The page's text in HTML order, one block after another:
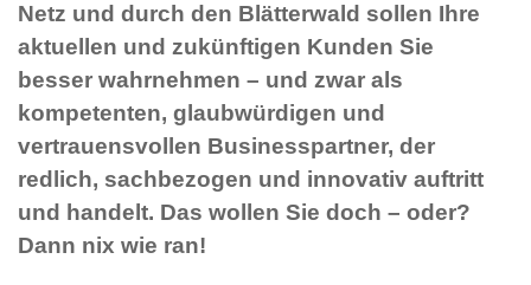
Netz und durch den Blätterwald sollen Ihre
aktuellen und zukünftigen Kunden Sie
besser wahrnehmen – und zwar als
kompetenten, glaubwürdigen und
vertrauensvollen Businesspartner, der
redlich, sachbezogen und innovativ auftritt
und handelt. Das wollen Sie doch – oder?
Dann nix wie ran!